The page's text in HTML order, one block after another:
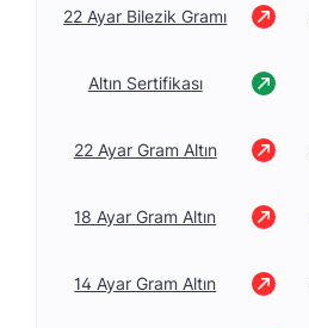
22 Ayar Bilezik Gramı
Altın Sertifikası
22 Ayar Gram Altın
18 Ayar Gram Altın
14 Ayar Gram Altın